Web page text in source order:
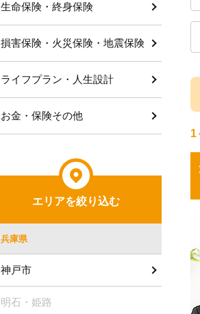
1
生命保険・終身保険
損害保険・火災保険・地震保険
ライフプラン・人生設計
お金・保険その他
エリアを絞り込む
兵庫県
神戸市
明石・姫路